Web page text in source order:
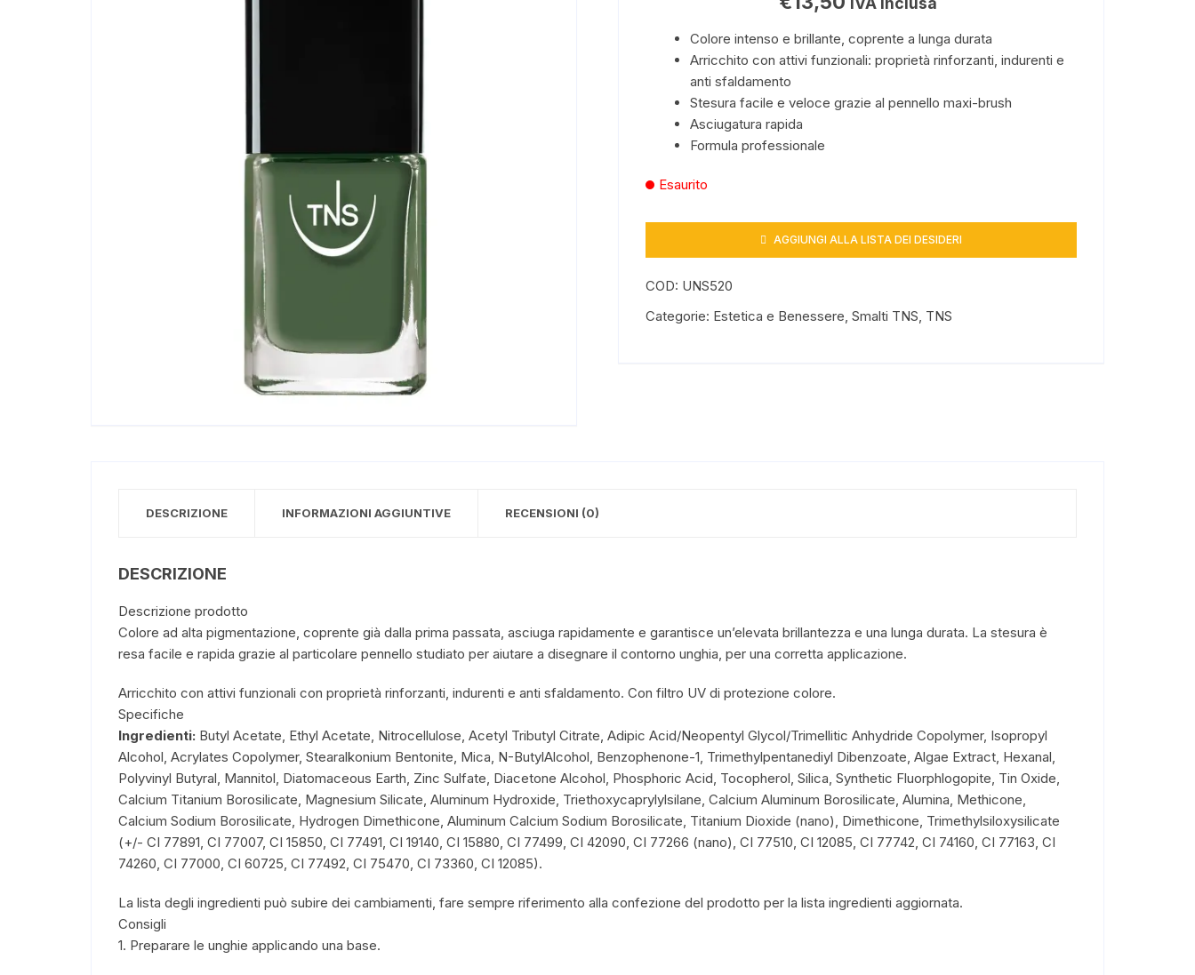
Colore intenso e brillante, coprente a lunga durata
Arricchito con attivi funzionali: proprietà rinforzanti, indurenti e
anti sfaldamento
Stesura facile e veloce grazie al pennello maxi-brush
Asciugatura rapida
Formula professionale
Esaurito
AGGIUNGI ALLA LISTA DEI DESIDERI
COD: UNS520
Categorie: Estetica e Benessere, Smalti TNS, TNS
DESCRIZIONE INFORMAZIONI AGGIUNTIVE RECENSIONI (0)
DESCRIZIONE
Descrizione prodotto
Colore ad alta pigmentazione, coprente già dalla prima passata, asciuga rapidamente e garantisce un’elevata brillantezza e una lunga durata. La stesura è
resa facile e rapida grazie al particolare pennello studiato per aiutare a disegnare il contorno unghia, per una corretta applicazione.
Arricchito con attivi funzionali con proprietà rinforzanti, indurenti e anti sfaldamento. Con filtro UV di protezione colore.
Specifiche
Ingredienti: Butyl Acetate, Ethyl Acetate, Nitrocellulose, Acetyl Tributyl Citrate, Adipic Acid/Neopentyl Glycol/Trimellitic Anhydride Copolymer, Isopropyl
Alcohol, Acrylates Copolymer, Stearalkonium Bentonite, Mica, N-ButylAlcohol, Benzophenone-1, Trimethylpentanediyl Dibenzoate, Algae Extract, Hexanal,
Polyvinyl Butyral, Mannitol, Diatomaceous Earth, Zinc Sulfate, Diacetone Alcohol, Phosphoric Acid, Tocopherol, Silica, Synthetic Fluorphlogopite, Tin Oxide,
Calcium Titanium Borosilicate, Magnesium Silicate, Aluminum Hydroxide, Triethoxycaprylylsilane, Calcium Aluminum Borosilicate, Alumina, Methicone,
Calcium Sodium Borosilicate, Hydrogen Dimethicone, Aluminum Calcium Sodium Borosilicate, Titanium Dioxide (nano), Dimethicone, Trimethylsiloxysilicate
(+/- CI 77891, CI 77007, CI 15850, CI 77491, CI 19140, CI 15880, CI 77499, CI 42090, CI 77266 (nano), CI 77510, CI 12085, CI 77742, CI 74160, CI 77163, CI
74260, CI 77000, CI 60725, CI 77492, CI 75470, CI 73360, CI 12085).
La lista degli ingredienti può subire dei cambiamenti, fare sempre riferimento alla confezione del prodotto per la lista ingredienti aggiornata.
Consigli
1. Preparare le unghie applicando una base.